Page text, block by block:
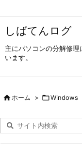
しばてんログ
主にパソコンの分解修
います。
ホーム > Windows